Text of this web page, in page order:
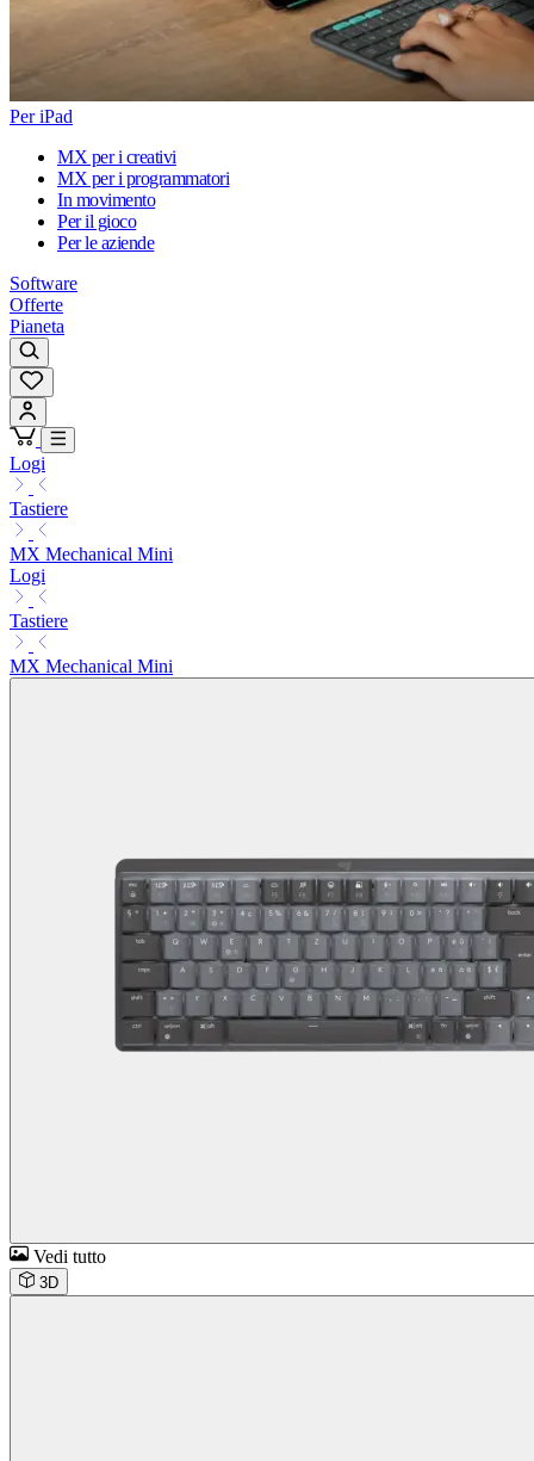
Per iPad
MX per i creativi
MX per i programmatori
In movimento
Per il gioco
Per le aziende
Software
Offerte
Pianeta
Logi
Tastiere
MX Mechanical Mini
Logi
Tastiere
MX Mechanical Mini
Vedi tutto
3D